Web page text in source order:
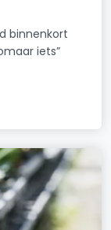
binnenkort
iets”